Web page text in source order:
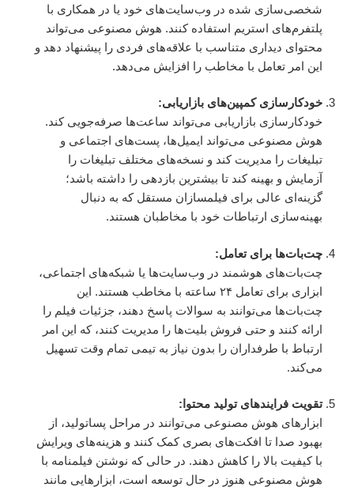
شخصی‌سازی شده در وب‌سایت‌های خود یا در همکاری با
پلتفرم‌های استریم استفاده کنند. هوش مصنوعی می‌تواند
محتوای دیداری متناسب با علاقه‌های فردی را پیشنهاد دهد و
این امر تعامل با مخاطب را افزایش می‌دهد.
خودکارسازی کمپین‌های بازاریابی:
خودکارسازی بازاریابی می‌تواند ساعت‌ها صرفه‌جویی کند.
هوش مصنوعی می‌تواند ایمیل‌ها، پست‌های اجتماعی و
تبلیغات را مدیریت کند و نسخه‌های مختلف تبلیغات را
آزمایش و بهینه کند تا بیشترین بازدهی را داشته باشد؛
گزینه‌ای عالی برای فیلمسازان مستقل که به دنبال
بهینه‌سازی ارتباطات خود با مخاطبان هستند.
چت‌بات‌ها برای تعامل:
چت‌بات‌های هوشمند در وب‌سایت‌ها یا شبکه‌های اجتماعی،
ابزاری برای تعامل ۲۴ ساعته با مخاطب هستند. این
چت‌بات‌ها می‌توانند به سوالات پاسخ دهند، جزئیات فیلم را
ارائه کنند و حتی فروش بلیت‌ها را مدیریت کنند، که این امر
ارتباط با طرفداران را بدون نیاز به تیمی تمام وقت تسهیل
می‌کند.
تقویت فرایندهای تولید محتوا:
ابزارهای هوش مصنوعی می‌توانند در مراحل پساتولید، از
بهبود صدا تا افکت‌های بصری کمک کنند و هزینه‌های ویرایش
با کیفیت بالا را کاهش دهند. در حالی که نوشتن فیلمنامه با
هوش مصنوعی هنوز در حال توسعه است، ابزارهایی مانند